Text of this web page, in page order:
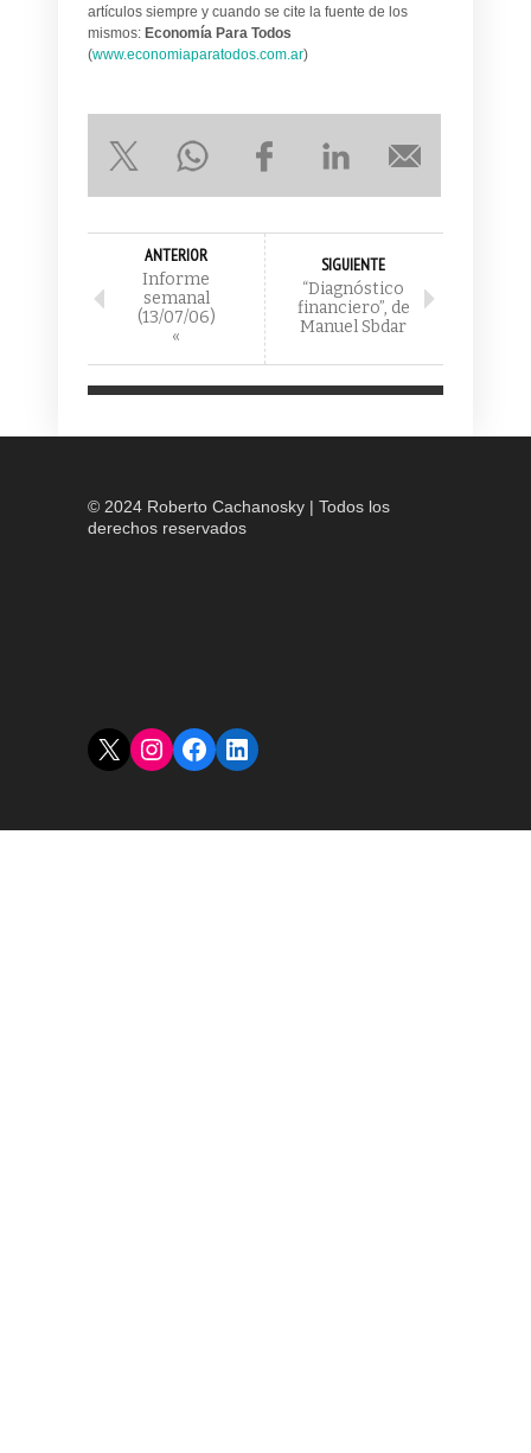
artículos siempre y cuando se cite la fuente de los
mismos: Economía Para Todos
(www.economiaparatodos.com.ar)
ANTERIOR
Informe
semanal
(13/07/06)
«
SIGUIENTE
“Diagnóstico
financiero”, de
Manuel Sbdar
© 2024 Roberto Cachanosky | Todos los
derechos reservados
X Instagram
Facebook
LinkedIn